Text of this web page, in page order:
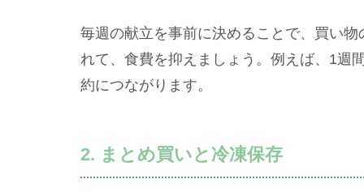
毎週の献立を事前に決めることで、買い
れて、食費を抑えましょう。例えば、1週
約につながります。
2. まとめ買いと冷凍保存